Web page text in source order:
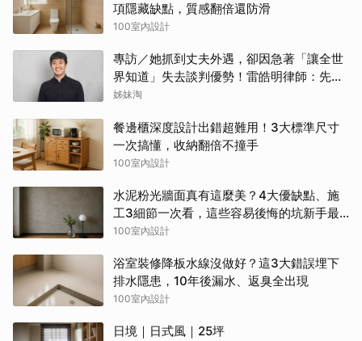
項隱藏缺點，質感翻倍還防滑
100室內設計
專訪／她抓到丈夫外遇，卻因急著「讓全世
界知道」失去談判優勢！雷皓明律師：先守
住證據，才有選擇
姊妹淘
餐邊櫃深度設計出錯超難用！3大標準尺寸
一次搞懂，收納翻倍不撞手
100室內設計
水泥粉光牆面真有這麼美？4大優缺點、施
工3細節一次看，這些容易後悔的坑新手最
常踩
100室內設計
浴室裝修降板水線沒做好？這3大錯誤埋下
排水隱患，10年後漏水、返臭全出現
100室內設計
日境｜日式風｜25坪